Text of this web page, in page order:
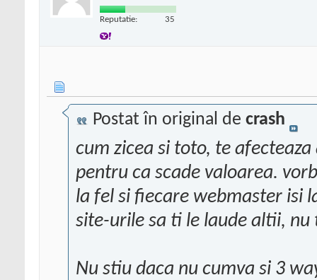
Reputatie: 35
Postat în original de crash
cum zicea si toto, te
pentru ca scade valoarea.
la fel si fiecare webmaster isi
site-urile sa ti le laude altii, nu
Nu stiu daca nu cumva si 3